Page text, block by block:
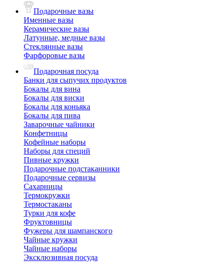
Подарочные вазы
Именные вазы
Керамические вазы
Латунные, медные вазы
Стеклянные вазы
Фарфоровые вазы
Подарочная посуда
Банки для сыпучих продуктов
Бокалы для вина
Бокалы для виски
Бокалы для коньяка
Бокалы для пива
Заварочные чайники
Конфетницы
Кофейные наборы
Наборы для специй
Пивные кружки
Подарочные подстаканники
Подарочные сервизы
Сахарницы
Термокружки
Термостаканы
Турки для кофе
Фруктовницы
Фужеры для шампанского
Чайные кружки
Чайные наборы
Эксклюзивная посуда